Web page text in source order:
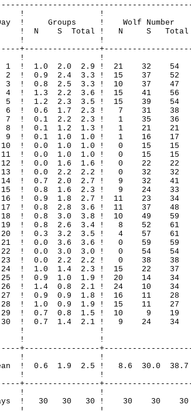
! !
! Groups ! Wolf
S Total ! N S Total !
! !
+----------------
! !
! 1.0 2.0 2.9 ! 21 32 54
! 0.9 2.4 3.3 ! 15 37 52
! 0.8 2.5 3.3 ! 10 37 47
! 1.3 2.2 3.6 ! 15 41 56
! 1.2 2.3 3.5 ! 15 39 54
! 0.6 1.7 2.3 ! 7 31 38
! 0.1 2.2 2.3 ! 1 35 36
! 0.1 1.2 1.3 ! 1 21 21
! 0.1 1.0 1.0 ! 1 16 17
! 0.0 1.0 1.0 ! 0 15 15
! 0.0 1.0 1.0 ! 0 15
! 0.0 1.6 1.6 ! 0 22 22
! 0.0 2.2 2.2 ! 0 32 32
! 0.7 2.0 2.7 ! 9 32 41
! 0.8 1.6 2.3 ! 9 24 33
! 0.9 1.8 2.7 ! 11 23 34
! 0.8 2.8 3.6 ! 11 37
! 0.8 3.0 3.8 ! 10 49 59
! 0.8 2.6 3.4 ! 8 52 61
! 0.3 3.2 3.5 ! 4 57 61
! 0.0 3.6 3.6 ! 0 59 59
! 0.0 3.0 3.0 ! 0 54 54
! 0.0 2.2 2.2 ! 0 38 38
! 1.0 1.4 2.3 ! 15 22
! 0.9 1.0 1.9 ! 20 14 34
! 1.4 0.8 2.1 ! 24 10 34
! 0.9 0.9 1.8 ! 16 11 28
! 1.0 0.9 1.9 ! 15 11 27
! 0.7 0.8 1.5 ! 10 9 19
! 0.7 1.4 2.1 ! 9 24 34
! !
! !
+----------------
! !
! 0.6 1.9 2.5 ! 8.6 30.0
! !
+----------------
! !
! 30 30 30 ! 30